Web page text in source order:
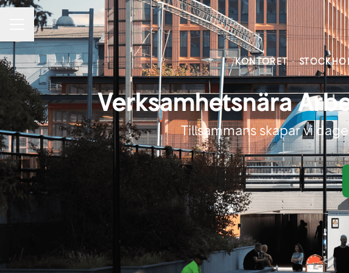
KARRIÄRMENY
KONTORET ·
Verksamhetsnära
Tillsammans skapar vi